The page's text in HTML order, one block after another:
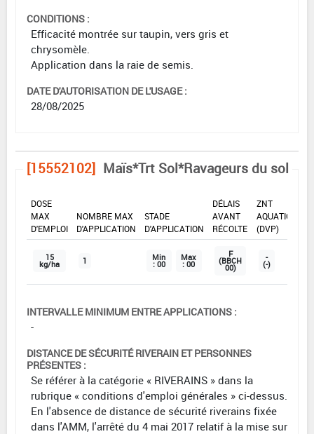
CONDITIONS :
Efficacité montrée sur taupin, vers gris et
chrysomèle.
Application dans la raie de semis.
DATE D'AUTORISATION DE L'USAGE :
28/08/2025
[15552102] Maïs*Trt Sol*Ravageurs du sol
DOSE
MAX
D'EMPLOI
NOMBRE MAX
D'APPLICATION
STADE
D'APPLICATION
DÉLAIS
AVANT
RÉCOLTE
ZNT
AQUATIQUE
(DVP)
15
kg/ha 1 Min
: 00
Max
: 00
F
(BBCH
00)
-
(-)
INTERVALLE MINIMUM ENTRE APPLICATIONS :
-
DISTANCE DE SÉCURITÉ RIVERAIN ET PERSONNES
PRÉSENTES :
Se référer à la catégorie « RIVERAINS » dans la
rubrique « conditions d'emploi générales » ci-dessus.
En l'absence de distance de sécurité riverains fixée
dans l'AMM, l'arrêté du 4 mai 2017 relatif à la mise sur